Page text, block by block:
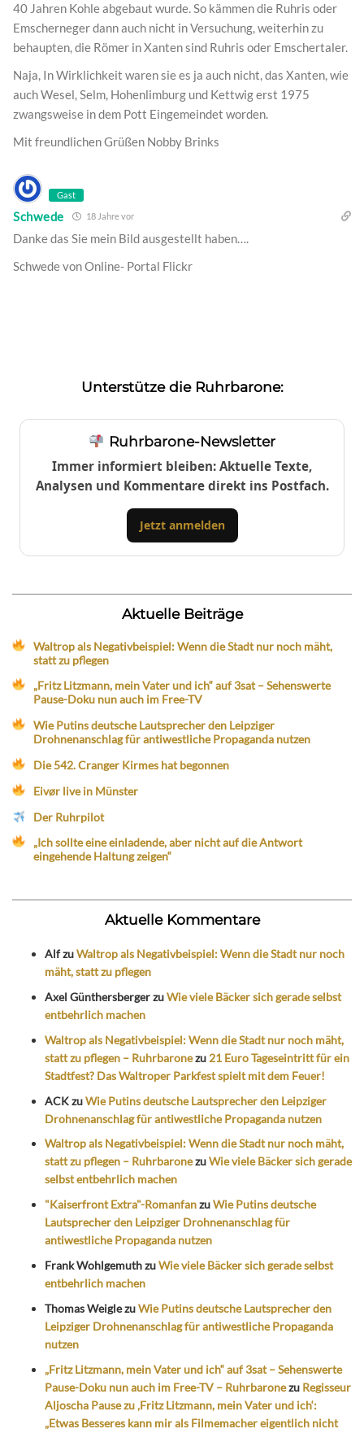
40 Jahren Kohle abgebaut wurde. So kämmen die Ruhris oder
Emscherneger dann auch nicht in Versuchung, weiterhin zu
behaupten, die Römer in Xanten sind Ruhris oder Emschertaler.
Naja, In Wirklichkeit waren sie es ja auch nicht, das Xanten, wie
auch Wesel, Selm, Hohenlimburg und Kettwig erst 1975
zwangsweise in dem Pott Eingemeindet worden.
Mit freundlichen Grüßen Nobby Brinks
Gast
Schwede 18 Jahre vor
Danke das Sie mein Bild ausgestellt haben….
Schwede von Online- Portal Flickr
Unterstütze die Ruhrbarone:
Ruhrbarone-Newsletter
Immer informiert bleiben: Aktuelle Texte,
Analysen und Kommentare direkt ins Postfach.
Jetzt anmelden
Aktuelle Beiträge
Waltrop als Negativbeispiel: Wenn die Stadt nur noch mäht,
statt zu pflegen
„Fritz Litzmann, mein Vater und ich“ auf 3sat – Sehenswerte
Pause-Doku nun auch im Free-TV
Wie Putins deutsche Lautsprecher den Leipziger
Drohnenanschlag für antiwestliche Propaganda nutzen
Die 542. Cranger Kirmes hat begonnen
Eivør live in Münster
Der Ruhrpilot
„Ich sollte eine einladende, aber nicht auf die Antwort
eingehende Haltung zeigen“
Aktuelle Kommentare
AlfzuWaltrop als Negativbeispiel: Wenn die Stadt nur noch
mäht, statt zu pflegen
Axel GünthersbergerzuWie viele Bäcker sich gerade selbst
entbehrlich machen
Waltrop als Negativbeispiel: Wenn die Stadt nur noch mäht,
statt zu pflegen – Ruhrbaronezu 21 Euro Tageseintritt für ein
Stadtfest? Das Waltroper Parkfest spielt mit dem Feuer!
ACKzuWie Putins deutsche Lautsprecher den Leipziger
Drohnenanschlag für antiwestliche Propaganda nutzen
Waltrop als Negativbeispiel: Wenn die Stadt nur noch mäht,
statt zu pflegen – RuhrbaronezuWie viele Bäcker sich gerade
selbst entbehrlich machen
"Kaiserfront Extra"-RomanfanzuWie Putins deutsche
Lautsprecher den Leipziger Drohnenanschlag für
antiwestliche Propaganda nutzen
Frank WohlgemuthzuWie viele Bäcker sich gerade selbst
entbehrlich machen
Thomas WeiglezuWie Putins deutsche Lautsprecher den
Leipziger Drohnenanschlag für antiwestliche Propaganda
nutzen
„Fritz Litzmann, mein Vater und ich“ auf 3sat – Sehenswerte
Pause-Doku nun auch im Free-TV – Ruhrbaronezu Regisseur
Aljoscha Pause zu ‚Fritz Litzmann, mein Vater und ich‘:
„Etwas Besseres kann mir als Filmemacher eigentlich nicht